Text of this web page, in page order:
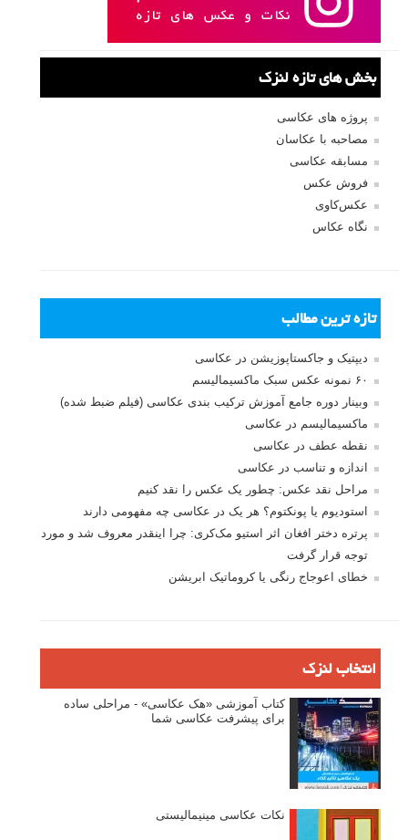
بخش های تازه لنزک
پروژه های عکاسی
مصاحبه با عکاسان
مسابقه عکاسی
فروش عکس
عکس‌کاوی
نگاه عکاس
تازه ترین مطالب
دیپتیک و جاکستا‌پوزیشن در عکاسی
۶۰ نمونه عکس سبک ماکسیمالیسم
وبینار دوره جامع آموزش ترکیب بندی عکاسی (فیلم ضبط شده)
ماکسیمالیسم در عکاسی
نقطه عطف در عکاسی
اندازه و تناسب در عکاسی
مراحل نقد عکس: چطور یک عکس را نقد کنیم
استودیوم یا پونکتوم؟ هر یک در عکاسی چه مفهومی دارند
پرتره دختر افغان اثر استیو مک‌کری: چرا اینقدر معروف شد و مورد
توجه قرار گرفت
خطای اعوجاج رنگی یا کروماتیک ابریشن
انتخاب لنزک
کتاب آموزشی «هک عکاسی» - مراحلی ساده
برای پیشرفت عکاسی شما
نکات عکاسی مینیمالیستی